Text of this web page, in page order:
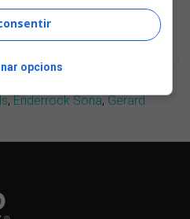
de:
, Enderrock Sona, Gerard
opcions